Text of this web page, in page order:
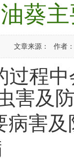
油葵
文章来源： 作者：
过程
害及
病害及